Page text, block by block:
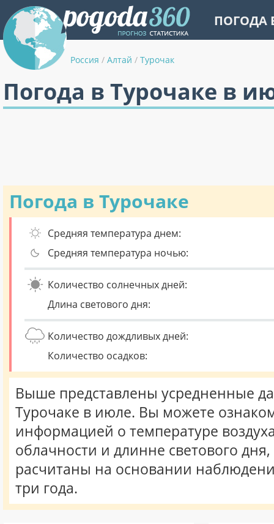
ПОГОДА
Россия / Алтай / Турочак
Погода в Турочаке в
Погода в Турочаке
Средняя температура днем:
Средняя температура ночью:
Количество солнечных дней:
Длина светового дня:
Количество дождливых дней:
Количество осадков:
Выше представлены усредненные
Турочаке в июле. Вы можете
информацией о температуре
облачности и длинне светового
расчитаны на основании
три года.